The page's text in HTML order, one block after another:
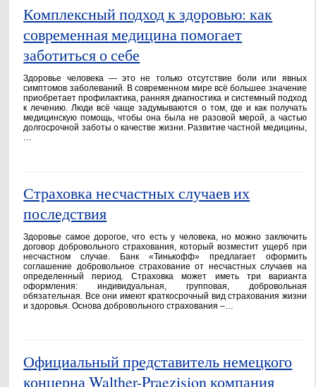
Комплексный подход к здоровью: как
современная медицина помогает
заботиться о себе
Здоровье человека — это не только отсутствие боли или явных
симптомов заболеваний. В современном мире всё большее значение
приобретает профилактика, ранняя диагностика и системный подход
к лечению. Люди всё чаще задумываются о том, где и как получать
медицинскую помощь, чтобы она была не разовой мерой, а частью
долгосрочной заботы о качестве жизни. Развитие частной медицины,
…
Страховка несчастных случаев их
последствия
Здоровье самое дорогое, что есть у человека, но можно заключить
договор добровольного страхования, который возместит ущерб при
несчастном случае. Банк «Тинькофф» предлагает оформить
соглашение добровольное страхование от несчастных случаев на
определенный период. Страховка может иметь три варианта
оформления: индивидуальная, групповая, добровольная
обязательная. Все они имеют краткосрочный вид страхования жизни
и здоровья. Основа добровольного страхования –…
Официальный представитель немецкого
концерна Walther-Praezision компания